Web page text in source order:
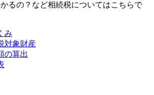
るの？など相続税についてはこちらで
み
対象財産
の算出